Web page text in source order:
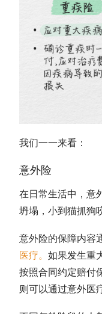
我们一一来看：
意外险
在日常生活中，意
坍塌，小到猫抓狗
意外险的保障内容
医疗。 如果发生重
按照合同约定赔付
则可以通过意外医